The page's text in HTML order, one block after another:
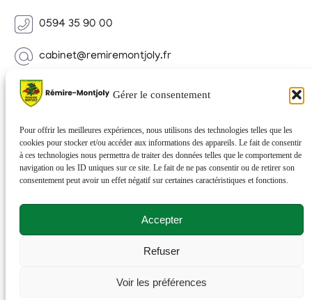
Gérer le consentement
Pour offrir les meilleures expériences, nous utilisons des technologies telles que les
cookies pour stocker et/ou accéder aux informations des appareils. Le fait de consentir
à ces technologies nous permettra de traiter des données telles que le comportement de
navigation ou les ID uniques sur ce site. Le fait de ne pas consentir ou de retirer son
consentement peut avoir un effet négatif sur certaines caractéristiques et fonctions.
Accepter
Refuser
Voir les préférences
0594 35 90 00
cabinet@remiremontjoly.fr
Newsletter
nouvelles de votre commune.
réalisé parNetactions